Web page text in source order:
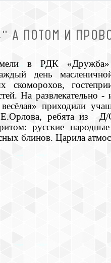
А ПОТОМ И
в РДК
день
скоморохов,
На развлекательно
приходили
ребята из Д/
русские
блинов. Царила